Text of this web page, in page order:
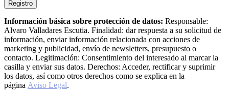
Información básica sobre protección de datos: Responsable:
Alvaro Valladares Escutia. Finalidad: dar respuesta a su solicitud de
información, enviar información relacionada con acciones de
marketing y publicidad, envío de newsletters, presupuesto o
contacto. Legitimación: Consentimiento del interesado al marcar la
casilla y enviar sus datos. Derechos: Acceder, rectificar y suprimir
los datos, así como otros derechos como se explica en la
página Aviso Legal.